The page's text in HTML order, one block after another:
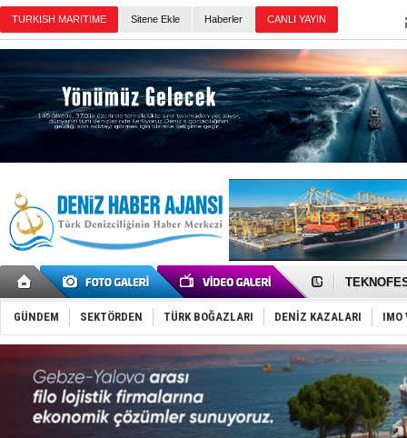
TURKISH MARITIME Sitene Ekle Haberler CANLI YAYIN
TAYK -
İstanbul
Tersane
İngiliz
FESCO,
DESE,
35 milyon
İnsansız
Yüzyıl
Anadolu
Derince,
GÜNDEM SEKTÖRDEN TÜRK BOĞAZLARI DENİZ KAZALARI IMO